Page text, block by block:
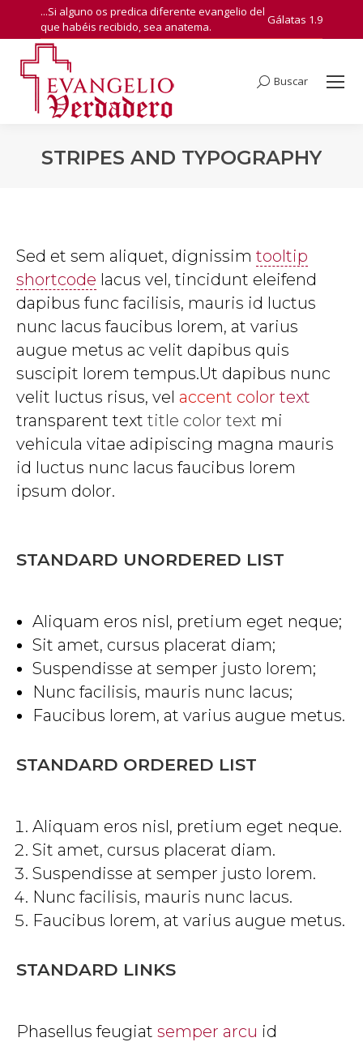
...Si alguno os predica diferente evangelio del
que habéis recibido, sea anatema.
Gálatas 1.9
Search:
Buscar
STRIPES AND TYPOGRAPHY
Sed et sem aliquet, dignissim tooltip
shortcode lacus vel, tincidunt eleifend
dapibus func facilisis, mauris id luctus
nunc lacus faucibus lorem, at varius
augue metus ac velit dapibus quis
suscipit lorem tempus.Ut dapibus nunc
velit luctus risus, vel accent color text
transparent text title color text mi
vehicula vitae adipiscing magna mauris
id luctus nunc lacus faucibus lorem
ipsum dolor.
STANDARD UNORDERED LIST
Aliquam eros nisl, pretium eget neque;
Sit amet, cursus placerat diam;
Suspendisse at semper justo lorem;
Nunc facilisis, mauris nunc lacus;
Faucibus lorem, at varius augue metus.
STANDARD ORDERED LIST
Aliquam eros nisl, pretium eget neque.
Sit amet, cursus placerat diam.
Suspendisse at semper justo lorem.
Nunc facilisis, mauris nunc lacus.
Faucibus lorem, at varius augue metus.
STANDARD LINKS
Phasellus feugiat semper arcu id